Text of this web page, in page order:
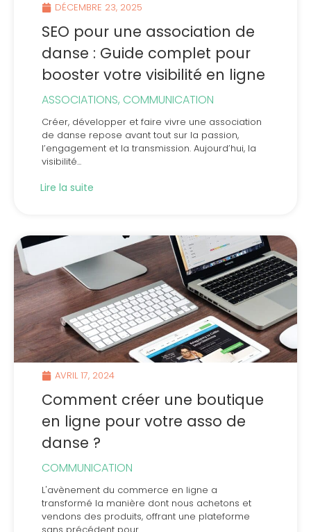
DÉCEMBRE 23, 2025
SEO pour une association de
danse : Guide complet pour
booster votre visibilité en ligne
ASSOCIATIONS, COMMUNICATION
Créer, développer et faire vivre une association
de danse repose avant tout sur la passion,
l’engagement et la transmission. Aujourd’hui, la
visibilité...
Lire la suite
AVRIL 17, 2024
Comment créer une boutique
en ligne pour votre asso de
danse ?
COMMUNICATION
L'avènement du commerce en ligne a
transformé la manière dont nous achetons et
vendons des produits, offrant une plateforme
sans précédent pour...